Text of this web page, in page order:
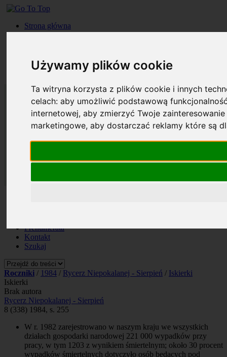
Używamy plików cookie
Ta witryna korzysta z plików cookie i innych
celach:aby umożliwić podstawową
internetowej,aby zmierzyć Twoje
marketingowe,aby dostarczać reklamy które są
Strona główna
Roczniki
Kontakt
Szukaj
Prenumerata
Kontakt
Szukaj
Roczniki / 1984 / Rycerz Niepokalanej - Sierpień / Iskierki
Iskierki
Brak autora
Rycerz Niepokalanej - Sierpień
8 (338) 1984, s. 255
W r. 1982 zarejestrowano w naszym kraju we wszystkich
działach gospodarki narodowej 221 000 wypadków przy
pracy, w tym 1203 z wynikiem śmiertelnym; około 30 procent
wypadków śmiertelnych dotyczyło osób będących pod